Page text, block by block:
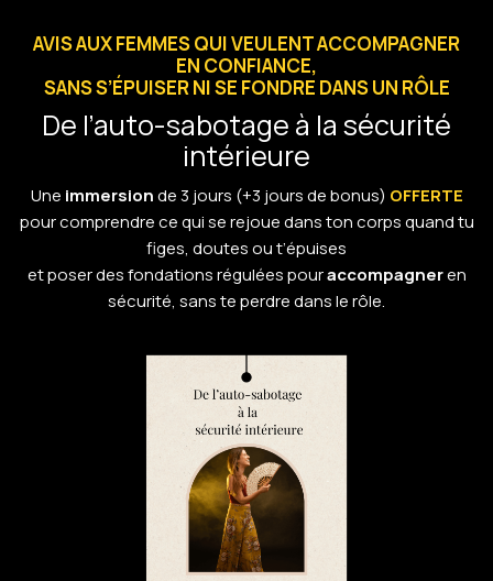
AVIS AUX FEMMES QUI VEULENT ACCOMPAGNER
EN CONFIANCE,
SANS S’ÉPUISER NI SE FONDRE DANS UN RÔLE
De l’auto-sabotage à la sécurité
intérieure
Une immersionde 3 jours (+3 jours de bonus) OFFERTE
pour comprendre ce qui se rejoue dans ton corps quand tu
figes, doutes ou t’épuises
et poser des fondations régulées pouraccompagneren
sécurité, sans te perdre dans le rôle.